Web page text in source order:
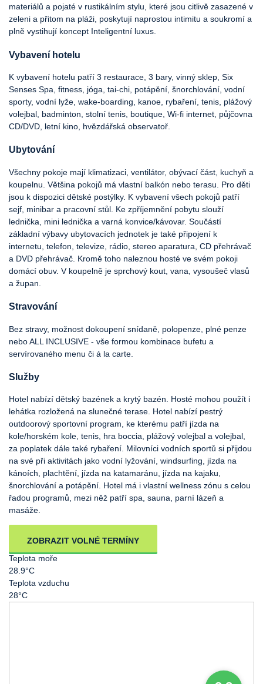
materiálů a pojaté v rustikálním stylu, které jsou citlivě zasazené v
zeleni a přitom na pláži, poskytují naprostou intimitu a soukromí a
plně vystihují koncept Inteligentní luxus.
Vybavení hotelu
K vybavení hotelu patří 3 restaurace, 3 bary, vinný sklep, Six
Senses Spa, fitness, jóga, tai-chi, potápění, šnorchlování, vodní
sporty, vodní lyže, wake-boarding, kanoe, rybaření, tenis, plážový
volejbal, badminton, stolní tenis, boutique, Wi-fi internet, půjčovna
CD/DVD, letní kino, hvězdářská observatoř.
Ubytování
Všechny pokoje mají klimatizaci, ventilátor, obývací část, kuchyň a
koupelnu. Většina pokojů má vlastní balkón nebo terasu. Pro děti
jsou k dispozici dětské postýlky. K vybavení všech pokojů patří
sejf, minibar a pracovní stůl. Ke zpříjemnění pobytu slouží
lednička, mini lednička a varná konvice/kávovar. Součástí
základní výbavy ubytovacích jednotek je také připojení k
internetu, telefon, televize, rádio, stereo aparatura, CD přehrávač
a DVD přehrávač. Kromě toho naleznou hosté ve svém pokoji
domácí obuv. V koupelně je sprchový kout, vana, vysoušeč vlasů
a župan.
Stravování
Bez stravy, možnost dokoupení snídaně, polopenze, plné penze
nebo ALL INCLUSIVE - vše formou kombinace bufetu a
servírovaného menu či á la carte.
Služby
Hotel nabízí dětský bazének a krytý bazén. Hosté mohou použít i
lehátka rozložená na slunečné terase. Hotel nabízí pestrý
outdoorový sportovní program, ke kterému patří jízda na
kole/horském kole, tenis, hra boccia, plážový volejbal a volejbal,
za poplatek dále také rybaření. Milovníci vodních sportů si přijdou
na své při aktivitách jako vodní lyžování, windsurfing, jízda na
kánoích, plachtění, jízda na katamaránu, jízda na kajaku,
šnorchlování a potápění. Hotel má i vlastní wellness zónu s celou
řadou programů, mezi něž patří spa, sauna, parní lázeň a
masáže.
ZOBRAZIT VOLNÉ TERMÍNY
Teplota moře
28.9°C
Teplota vzduchu
28°C